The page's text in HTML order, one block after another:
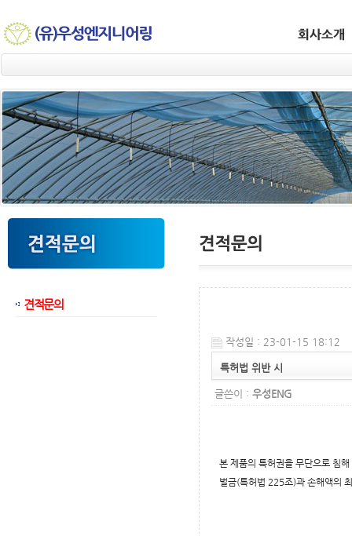
견적문의
작성일 : 23-01-15 18:12
특허법 위반 시
글쓴이 : 우성ENG
본 제품의 특허권을 무단으로 침
벌금(특허법 225조)과 손해액의